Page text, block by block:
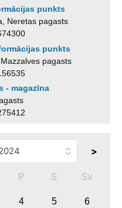
punkts
Neretas pagasts
punkts
pagasts
- magazīna
>
P S Sv
4 5 6